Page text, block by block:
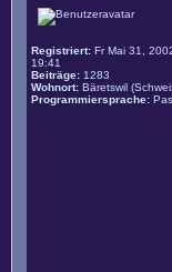
Registriert: Fr Mai 31,
19:41
Beiträge: 1283
Wohnort: Bäretswil
Programmiersprache: